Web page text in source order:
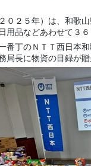
０２５年）は、和歌
用品などあわせて３
番丁のＮＴＴ西日本
局長に物資の目録が贈